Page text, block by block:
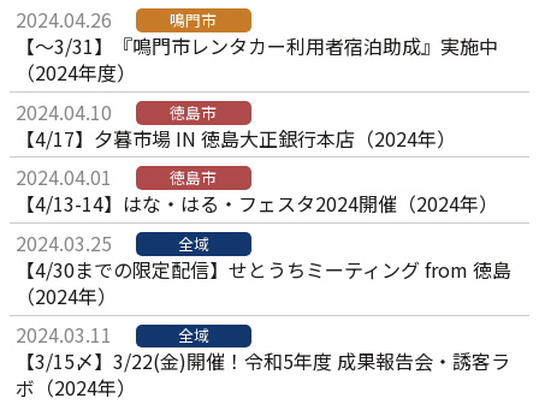
2024.04.26
鳴門市
【～3/31】『鳴門市レンタカー利用者宿泊助成』実施中
（2024年度）
2024.04.10
徳島市
【4/17】夕暮市場 IN 徳島大正銀行本店（2024年）
2024.04.01
徳島市
【4/13-14】はな・はる・フェスタ2024開催（2024年）
2024.03.25
全域
【4/30までの限定配信】せとうちミーティング from 徳島
（2024年）
2024.03.11
全域
【3/15〆】3/22(金)開催！令和5年度 成果報告会・誘客ラ
ボ（2024年）